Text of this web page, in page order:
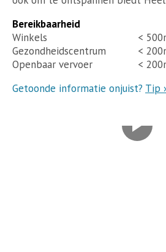
Bereikbaarheid
Winkels
<
Gezondheidscentrum
<
Openbaar vervoer
<
Getoonde informatie onjuist? Tip ›